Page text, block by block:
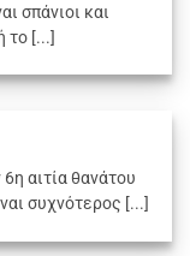
σπάνιοι και
το [...]
αιτία θανάτου
συχνότερος [...]